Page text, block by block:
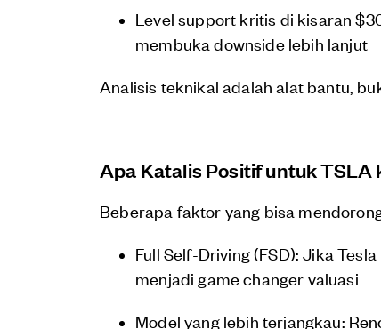
Level support kritis di kisaran
membuka downside lebih lanjut
Analisis teknikal adalah alat bantu,
Apa Katalis Positif untuk TSLA
Beberapa faktor yang bisa
Full Self-Driving (FSD): Jika
menjadi game changer valuasi
Model yang lebih terjangkau: